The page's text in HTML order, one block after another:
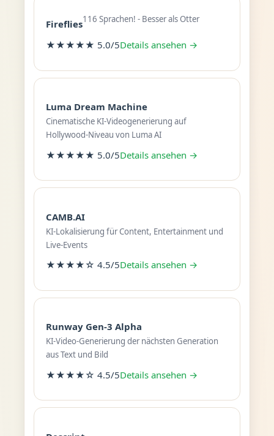
Fireflies116 Sprachen! - Besser als Otter
★★★★★ 5.0/5Details ansehen →
Luma Dream Machine
Cinematische KI-Videogenerierung auf
Hollywood-Niveau von Luma AI
★★★★★ 5.0/5Details ansehen →
CAMB.AI
KI-Lokalisierung für Content, Entertainment und
Live-Events
★★★★☆ 4.5/5Details ansehen →
Runway Gen-3 Alpha
KI-Video-Generierung der nächsten Generation
aus Text und Bild
★★★★☆ 4.5/5Details ansehen →